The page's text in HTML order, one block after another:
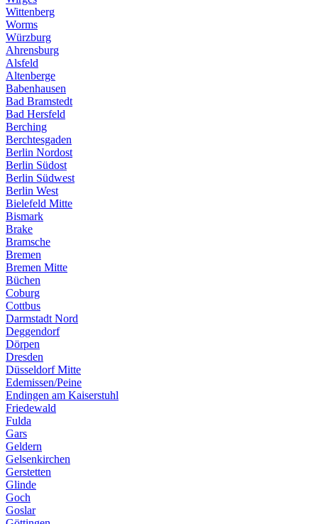
Wittenberg
Worms
Würzburg
Ahrensburg
Alsfeld
Altenberge
Babenhausen
Bad Bramstedt
Bad Hersfeld
Berching
Berchtesgaden
Berlin Nordost
Berlin Südost
Berlin Südwest
Berlin West
Bielefeld Mitte
Bismark
Brake
Bramsche
Bremen
Bremen Mitte
Büchen
Coburg
Cottbus
Darmstadt Nord
Deggendorf
Dörpen
Dresden
Düsseldorf Mitte
Edemissen/Peine
Endingen am Kaiserstuhl
Friedewald
Fulda
Gars
Geldern
Gelsenkirchen
Gerstetten
Glinde
Goch
Goslar